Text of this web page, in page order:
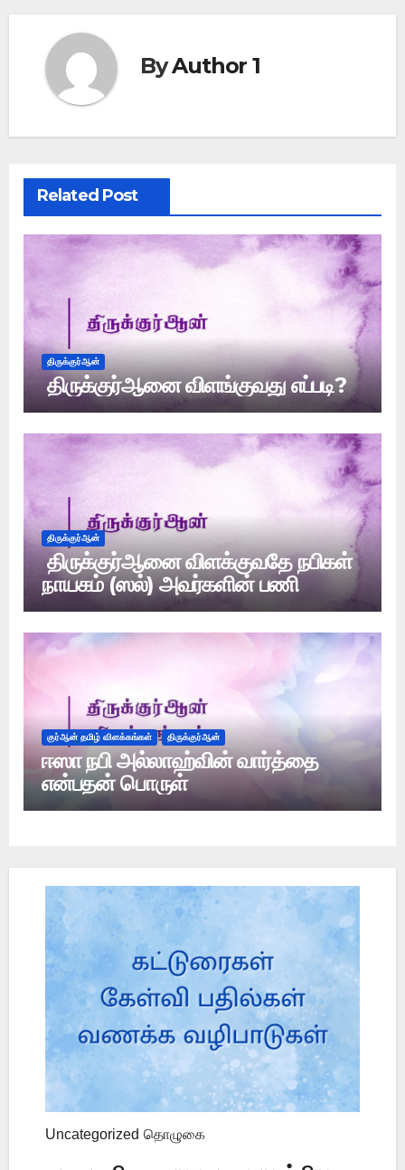
ByAuthor 1
Related Post
திருக்குர்ஆன்
திருக்குர்ஆனை விளங்குவது எப்படி?
திருக்குர்ஆன்
திருக்குர்ஆனை விளக்குவதே நபிகள்
நாயகம் (ஸல்) அவர்களின் பணி
குர்ஆன் தமிழ் விளக்கங்கள் திருக்குர்ஆன்
ஈஸா நபி அல்லாஹ்வின் வார்த்தை
என்பதன் பொருள்
Uncategorized தொழுகை